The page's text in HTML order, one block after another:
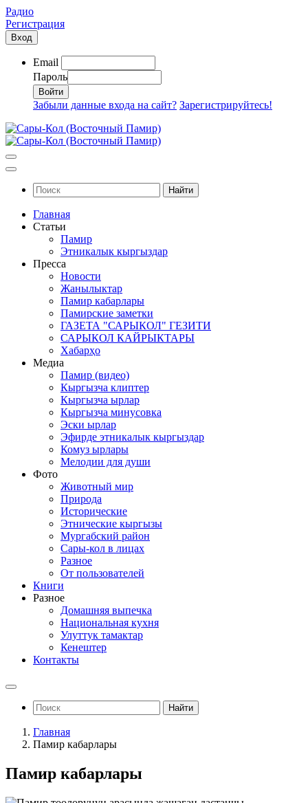
Радио
Регистрация
Вход
Email
Пароль
Забыли данные входа на сайт? Зарегистрируйтесь!
Найти
Главная
Статьи
Памир
Этникалык кыргыздар
Пресса
Новости
Жанылыктар
Памир кабарлары
Памирские заметки
ГАЗЕТА "САРЫКОЛ" ГЕЗИТИ
САРЫКОЛ КАЙРЫКТАРЫ
Хабарҳо
Медиа
Памир (видео)
Кыргызча клиптер
Кыргызча ырлар
Кыргызча минусовка
Эски ырлар
Эфирде этникалык кыргыздар
Комуз ырлары
Мелодии для души
Фото
Животный мир
Природа
Исторические
Этнические кыргызы
Мургабский район
Сары-кол в лицах
Разное
От пользователей
Книги
Разное
Домашняя выпечка
Национальная кухня
Улуттук тамактар
Кенештер
Контакты
Найти
Главная
Памир кабарлары
Памир кабарлары